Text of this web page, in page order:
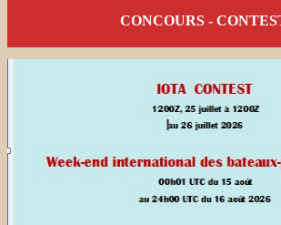
CONCOURS -